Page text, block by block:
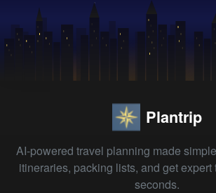
Plantrip
AI-powered travel planning made
itineraries, packing lists, and get
seconds.